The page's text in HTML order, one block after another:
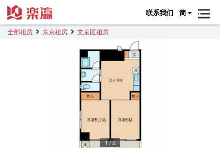
联系我们 简
全部租房 东京租房 文京区租房
1/2